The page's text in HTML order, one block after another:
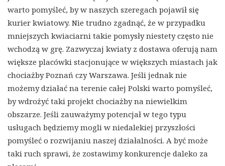
warto pomyśleć, by w naszych szeregach pojawił się
kurier kwiatowy. Nie trudno zgadnąć, że w przypadku
mniejszych kwiaciarni takie pomysły niestety często nie
wchodzą w grę. Zazwyczaj kwiaty z dostawa oferują nam
większe placówki stacjonujące w większych miastach jak
chociażby Poznań czy Warszawa. Jeśli jednak nie
możemy działać na terenie całej Polski warto pomyśleć,
by wdrożyć taki projekt chociażby na niewielkim
obszarze. Jeśli zauważymy potencjał w tego typu
usługach będziemy mogli w niedalekiej przyszłości
pomyśleć o rozwijaniu naszej działalności. A być może
taki ruch sprawi, że zostawimy konkurencje daleko za